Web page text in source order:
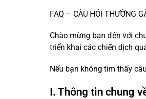
FAQ – CÂU HỎI THƯỜNG
Chào mừng bạn đến với
triển khai các chiến dịch
Nếu bạn không tìm thấy
I. Thông tin chung